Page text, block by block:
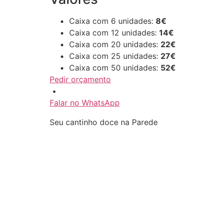
Caixa com 6 unidades: 8€
Caixa com 12 unidades: 14€
Caixa com 20 unidades: 22€
Caixa com 25 unidades: 27€
Caixa com 50 unidades: 52€
Pedir orçamento
•
Falar no WhatsApp
Seu cantinho doce na Parede